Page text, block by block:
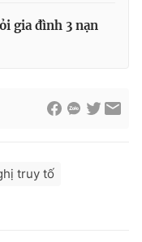
gia đình 3 nạn
truy tố